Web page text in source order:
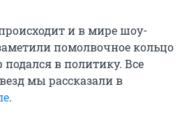
и в мире шоу-
помолвочное кольцо
в политику. Все
мы рассказали в
.